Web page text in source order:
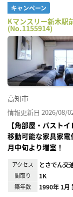
キャンペーン
Kマンスリー新木駅
(No.1155914)
高知市
情報更新日 2026/08/
【角部屋・バスト
移動可能な家具家
月中旬より増室！
アクセス とさでん交
間取り 1K
築年数 1990年 1月